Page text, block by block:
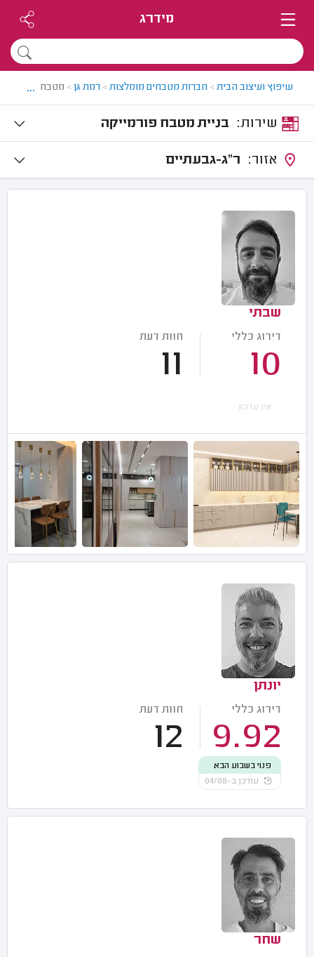
מידרג
שיפוץ ועיצוב הבית> חברות מטבחים מומלצות> רמת גן> מטבח ...
בניית מטבח פורמייקה
ר"ג-גבעתיים
שבתי
דירוג כללי
10
חוות דעת
11
אין עדכון
יונתן
דירוג כללי
9.92
חוות דעת
12
פנוי בשבוע הבא
עודכן ב-04/08
שחר